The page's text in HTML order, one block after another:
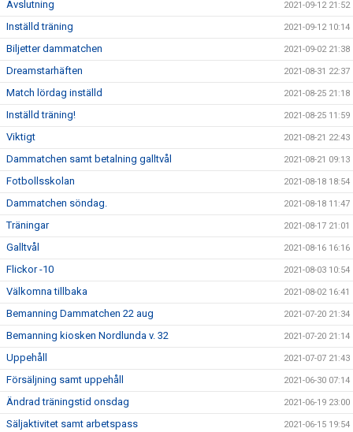
Avslutning 2021-09-12 21:52
Inställd träning 2021-09-12 10:14
Biljetter dammatchen 2021-09-02 21:38
Dreamstarhäften 2021-08-31 22:37
Match lördag inställd 2021-08-25 21:18
Inställd träning! 2021-08-25 11:59
Viktigt 2021-08-21 22:43
Dammatchen samt betalning galltvål 2021-08-21 09:13
Fotbollsskolan 2021-08-18 18:54
Dammatchen söndag. 2021-08-18 11:47
Träningar 2021-08-17 21:01
Galltvål 2021-08-16 16:16
Flickor -10 2021-08-03 10:54
Välkomna tillbaka 2021-08-02 16:41
Bemanning Dammatchen 22 aug 2021-07-20 21:34
Bemanning kiosken Nordlunda v. 32 2021-07-20 21:14
Uppehåll 2021-07-07 21:43
Försäljning samt uppehåll 2021-06-30 07:14
Ändrad träningstid onsdag 2021-06-19 23:00
Säljaktivitet samt arbetspass 2021-06-15 19:54